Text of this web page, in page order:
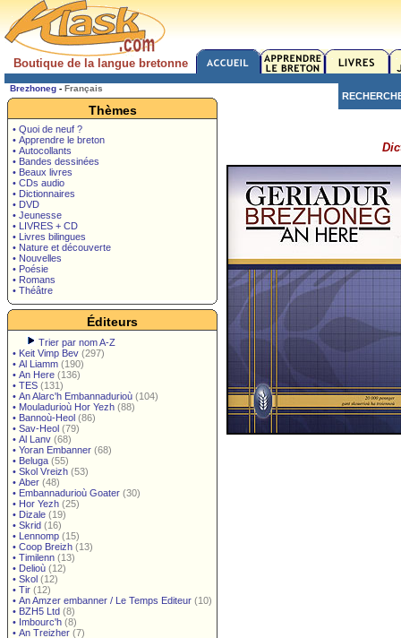
Boutique de la langue bretonne
Brezhoneg - Français
Thèmes
• Quoi de neuf ?
• Apprendre le breton
• Autocollants
• Bandes dessinées
• Beaux livres
• CDs audio
• Dictionnaires
• DVD
• Jeunesse
• LIVRES + CD
• Livres bilingues
• Nature et découverte
• Nouvelles
• Poésie
• Romans
• Théâtre
Éditeurs
Trier par nom A-Z
• Keit Vimp Bev (297)
• Al Liamm (190)
• An Here (136)
• TES (131)
• An Alarc'h Embannadurioù (104)
• Mouladurioù Hor Yezh (88)
• Bannoù-Heol (86)
• Sav-Heol (79)
• Al Lanv (68)
• Yoran Embanner (68)
• Beluga (55)
• Skol Vreizh (53)
• Aber (48)
• Embannadurioù Goater (30)
• Hor Yezh (25)
• Dizale (19)
• Skrid (16)
• Lennomp (15)
• Coop Breizh (13)
• Timilenn (13)
• Delioù (12)
• Skol (12)
• Tir (12)
• An Amzer embanner / Le Temps Editeur (10)
• BZH5 Ltd (8)
• Imbourc'h (8)
• An Treizher (7)